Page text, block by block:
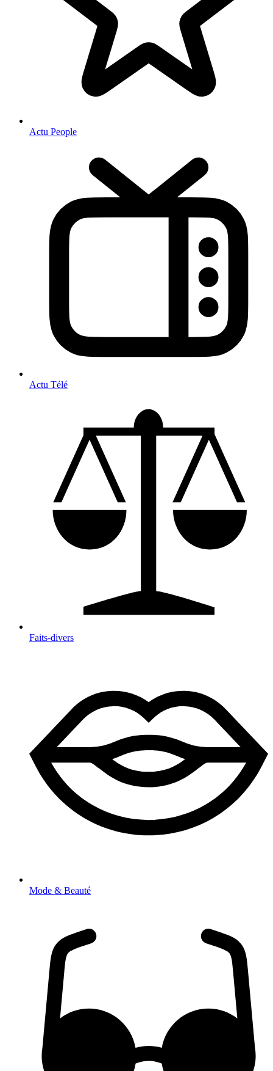
Actu People
Actu Télé
Faits-divers
Mode & Beauté